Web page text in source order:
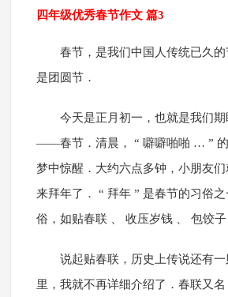
四年级优秀春节作文 篇3
春节，是我们中国人传统已久
是团圆节．
今天是正月初一，也就是我们
――春节．清晨， “ 噼噼啪啪 … ”
梦中惊醒．大约六点多钟，小朋友
来拜年了． “ 拜年 ” 是春节的习俗
俗，如贴春联 、 收压岁钱 、 包饺子
说起贴春联，历史上传说还有
里，我就不再详细介绍了．春联又名